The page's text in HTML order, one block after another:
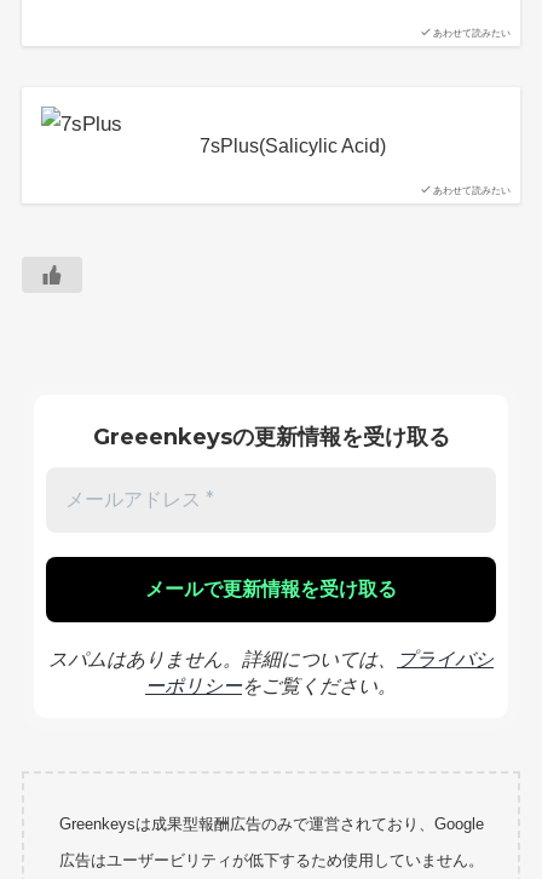
あわせて読みたい
あわせて読みたい
7sPlus(Salicylic Acid)
Greeenkeysの更新情報を受け取る
スパムはありません。詳細については、
プライバシ
ーポリシーをご覧ください。
Greenkeysは成果型報酬広告のみで運営されており、Google
広告はユーザービリティが低下するため使用していません。